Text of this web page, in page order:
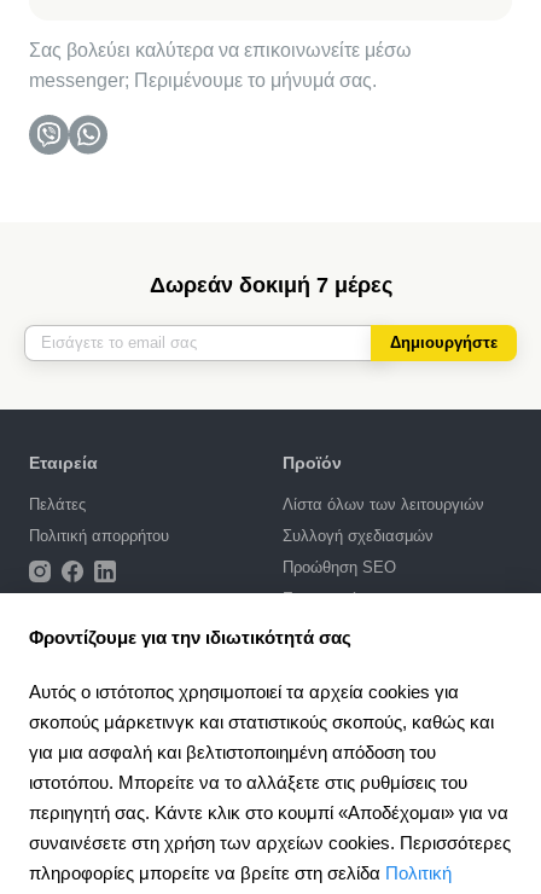
Σας βολεύει καλύτερα να επικοινωνείτε μέσω
messenger; Περιμένουμε το μήνυμά σας.
Δωρεάν δοκιμή 7 μέρες
Δημιουργήστε
Εταιρεία
Πελάτες
Πολιτική απορρήτου
Προϊόν
Λίστα όλων των λειτουργιών
Συλλογή σχεδιασμών
Προώθηση SEO
Ενσωματώσεις
Τιμές
Υποστήριξη
Πύλη υποστήριξης
Γράψτε ένα αίτημα
Δημόσια σύμβαση
Σύμπραξη
Πρόγραμμα συνεργασίας
4.6
Φροντίζουμε για την ιδιωτικότητά σας
Αυτός ο ιστότοπος χρησιμοποιεί τα αρχεία cookies για
σκοπούς μάρκετινγκ και στατιστικούς σκοπούς, καθώς και
για μια ασφαλή και βελτιστοποιημένη απόδοση του
ιστοτόπου. Μπορείτε να το αλλάξετε στις ρυθμίσεις του
περιηγητή σας. Κάντε κλικ στο κουμπί «Αποδέχομαι» για να
συναινέσετε στη χρήση των αρχείων cookies. Περισσότερες
πληροφορίες μπορείτε να βρείτε στη σελίδα Πολιτική